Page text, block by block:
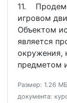
11.
игровом
Объектом
является
окружения,
предметом
Размер: 1.26
документа: